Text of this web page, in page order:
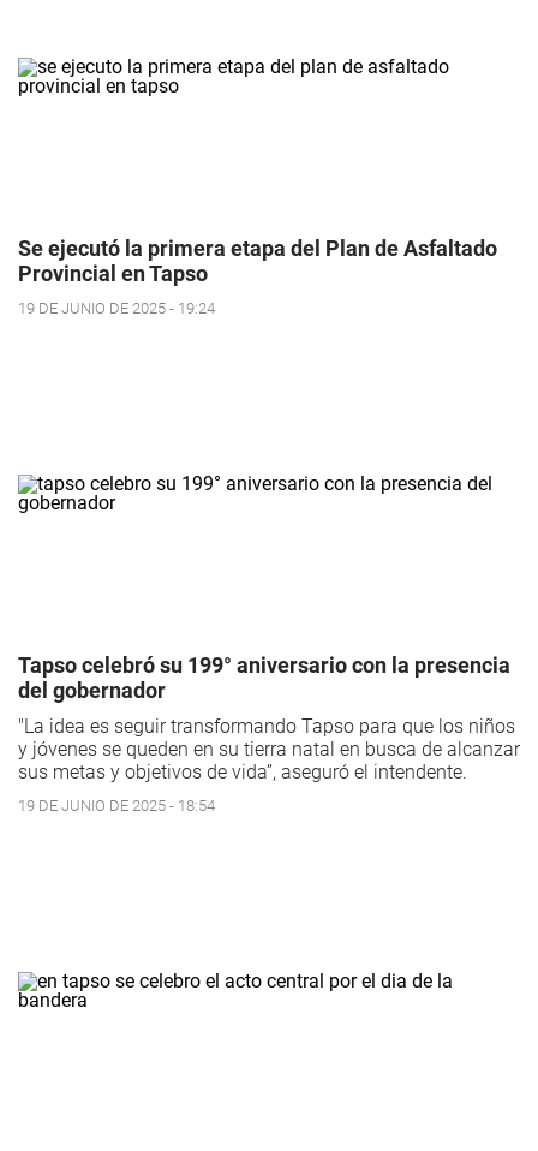
Se ejecutó la primera etapa del Plan de Asfaltado
Provincial en Tapso
19 DE JUNIO DE 2025 - 19:24
Tapso celebró su 199° aniversario con la presencia
del gobernador
"La idea es seguir transformando Tapso para que los niños
y jóvenes se queden en su tierra natal en busca de alcanzar
sus metas y objetivos de vida”, aseguró el intendente.
19 DE JUNIO DE 2025 - 18:54